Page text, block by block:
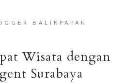
BALIKPAPAN
Wisata dengan
Surabaya